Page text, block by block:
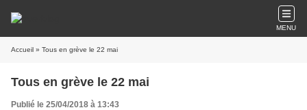
MENU
Accueil » Tous en grève le 22 mai
Tous en grève le 22 mai
Publié le 25/04/2018 à 13:43